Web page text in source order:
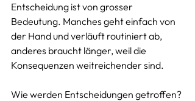
Entscheidung ist von grosser
Bedeutung. Manches geht einfach von
der Hand und verläuft routiniert ab,
anderes braucht länger, weil die
Konsequenzen weitreichender sind.
Wie werden Entscheidungen getroffen?